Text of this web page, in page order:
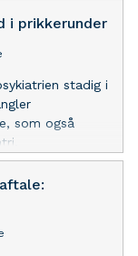
i prikkerunder
stadig i
som også